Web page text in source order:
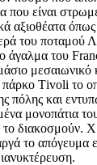
που είναι
αξιοθέατα
του ποταμού
άγαλμα του
μεσαιωνικό
Τivoli το
πόλης και
μονοπάτια
διακοσμούν.
το απόγευμα